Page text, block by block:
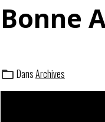
Bonne
DansArchives